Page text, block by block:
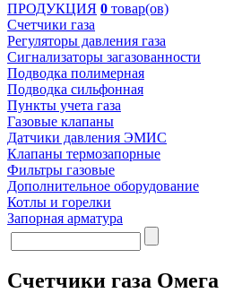
ПРОДУКЦИЯ 0 товар(ов)
Счетчики газа
Регуляторы давления газа
Сигнализаторы загазованности
Подводка полимерная
Подводка сильфонная
Пункты учета газа
Газовые клапаны
Датчики давления ЭМИС
Клапаны термозапорные
Фильтры газовые
Дополнительное оборудование
Котлы и горелки
Запорная арматура
Счетчики газа Омега